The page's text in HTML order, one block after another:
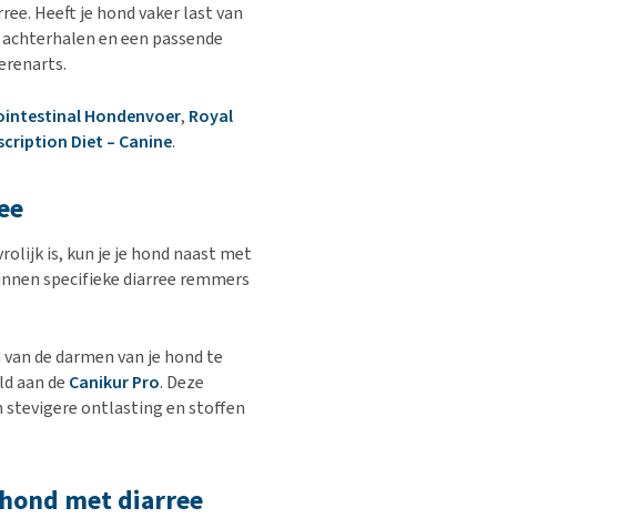
Heeft je hond vaker last van
en een passende
Hondenvoer, Royal
Diet – Canine.
is, kun je je hond naast met
specifieke diarree remmers
de darmen van je hond te
aan de Canikur Pro. Deze
stevigere ontlasting en stoffen
met diarree